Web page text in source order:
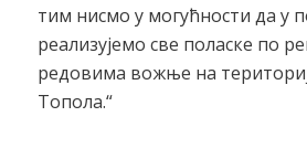
тим нисмо у могућности да у
реализујемо све поласке по
редовима вожње на
Топола.“